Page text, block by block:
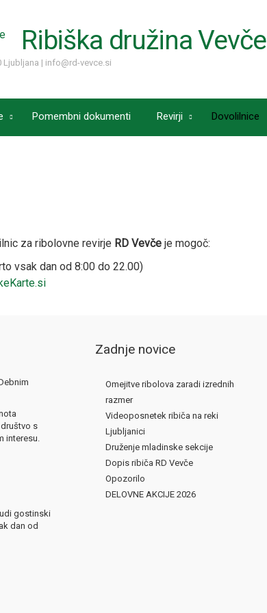
Ribiška družina Vevče
Ljubljana | info@rd-vevce.si
Pomembni dokumenti Revirji Dovolilnice
za ribolovne revirje RD Vevče je mogoč:
vsak dan od 8:00 do 22.00)
s
interesu.
gostinski
dan od
Zadnje novice
Omejitve ribolova zaradi izrednih
razmer
Videoposnetek ribiča na reki
Ljubljanici
Druženje mladinske sekcije
Dopis ribiča RD Vevče
Opozorilo
DELOVNE AKCIJE 2026